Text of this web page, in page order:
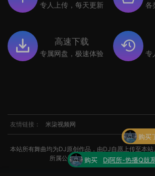
专人上传，每天更新 各
高速下载
专属网盘，极速体验 专
友情链接： 米柒视频网
本站所有舞曲均为DJ原创作品，由DJ自愿上传至本
所属公司所有。如涉及侵权，请联系我
了
Dj阿所-热播Q
串烧